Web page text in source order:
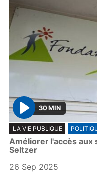
P
l
a
y
30 MIN
LA VIE PUBLIQUE
Améliorer l'accès aux
Seltzer
26 Sep 2025